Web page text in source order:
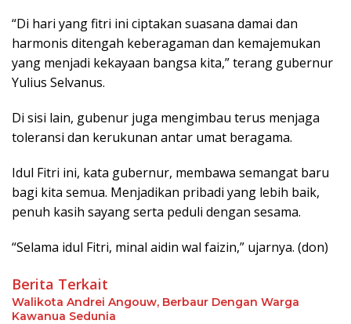
“Di hari yang fitri ini ciptakan suasana damai dan
harmonis ditengah keberagaman dan kemajemukan
yang menjadi kekayaan bangsa kita,” terang gubernur
Yulius Selvanus.
Di sisi lain, gubenur juga mengimbau terus menjaga
toleransi dan kerukunan antar umat beragama.
Idul Fitri ini, kata gubernur, membawa semangat baru
bagi kita semua. Menjadikan pribadi yang lebih baik,
penuh kasih sayang serta peduli dengan sesama.
“Selama idul Fitri, minal aidin wal faizin,” ujarnya. (don)
Berita Terkait
Walikota Andrei Angouw, Berbaur Dengan Warga
Kawanua Sedunia